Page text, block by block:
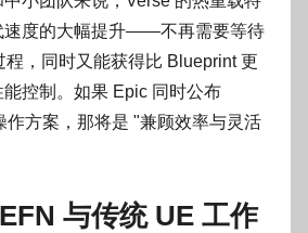
速度的大幅提升——不再需要等待
程，同时又能获得比 Blueprint 更
控制。如果 Epic 同时公布
作方案，那将是 "兼顾效率与灵活
与传统 UE 工作